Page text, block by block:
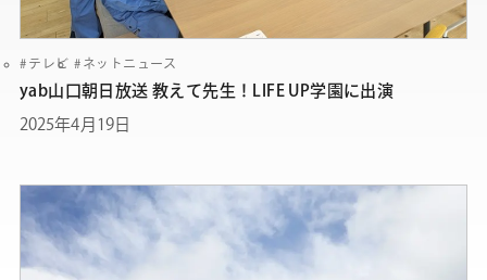
テレビ ネットニュース
yab山口朝日放送 教えて先生！LIFE UP学園に出演
2025年4月19日